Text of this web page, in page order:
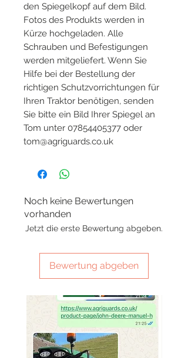
den Spiegelkopf auf dem Bild.
Fotos des Produkts werden in
Kürze hochgeladen. Alle
Schrauben und Befestigungen
werden mitgeliefert. Wenn Sie
Hilfe bei der Bestellung der
richtigen Schutzvorrichtungen für
Ihren Traktor benötigen, senden
Sie bitte ein Bild Ihrer Spiegel an
Tom unter 07854405377 oder
tom@agriguards.co.uk
Noch keine Bewertungen
vorhanden
Jetzt die erste Bewertung abgeben.
Bewertung abgeben